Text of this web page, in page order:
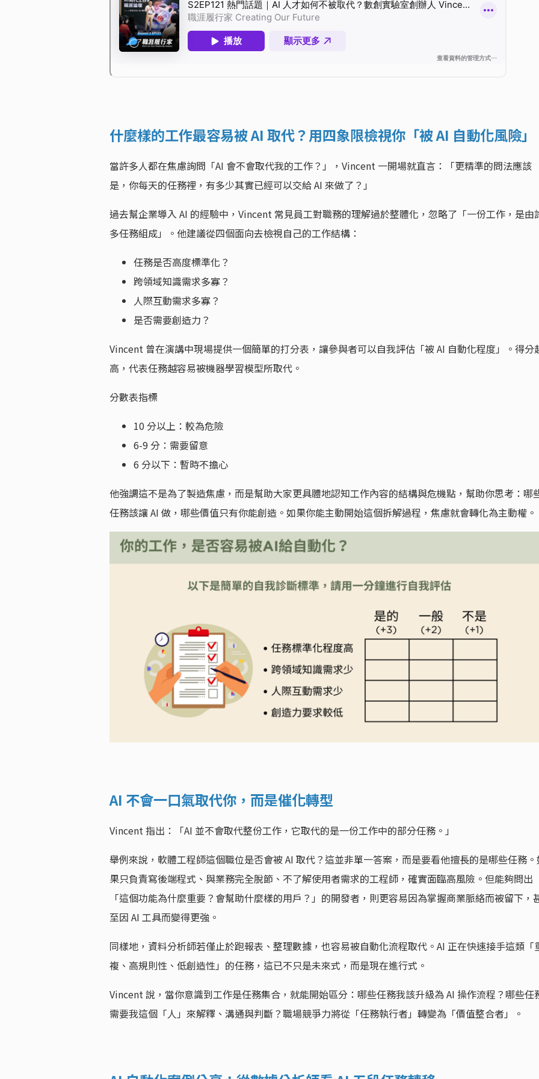
什麼樣的工作最容易被 AI 取代？用四象限檢視你「被 AI 自動化風險」
當許多人都在焦慮詢問「AI 會不會取代我的工作？」，Vincent 一開場就直言：「更精準的問法應該
是，你每天的任務裡，有多少其實已經可以交給 AI 來做了？」
過去幫企業導入 AI 的經驗中，Vincent 常見員工對職務的理解過於整體化，忽略了「一份工作，是由
多任務組成」。他建議從四個面向去檢視自己的工作結構：
任務是否高度標準化？
跨領域知識需求多寡？
人際互動需求多寡？
是否需要創造力？
Vincent 曾在演講中現場提供一個簡單的打分表，讓參與者可以自我評估「被 AI 自動化程度」。得分
高，代表任務越容易被機器學習模型所取代。
分數表指標
10 分以上：較為危險
6-9 分：需要留意
6 分以下：暫時不擔心
他強調這不是為了製造焦慮，而是幫助大家更具體地認知工作內容的結構與危機點，幫助你思考：哪
任務該讓 AI 做，哪些價值只有你能創造。如果你能主動開始這個拆解過程，焦慮就會轉化為主動權。
AI 不會一口氣取代你，而是催化轉型
Vincent 指出：「AI 並不會取代整份工作，它取代的是一份工作中的部分任務。」
舉例來說，軟體工程師這個職位是否會被 AI 取代？這並非單一答案，而是要看他擅長的是哪些任務
果只負責寫後端程式、與業務完全脫節、不了解使用者需求的工程師，確實面臨高風險。但能夠問出
「這個功能為什麼重要？會幫助什麼樣的用戶？」的開發者，則更容易因為掌握商業脈絡而被留下，
至因 AI 工具而變得更強。
同樣地，資料分析師若僅止於跑報表、整理數據，也容易被自動化流程取代。AI 正在快速接手這類「
複、高規則性、低創造性」的任務，這已不只是未來式，而是現在進行式。
Vincent 說，當你意識到工作是任務集合，就能開始區分：哪些任務我該升級為 AI 操作流程？哪些任
需要我這個「人」來解釋、溝通與判斷？職場競爭力將從「任務執行者」轉變為「價值整合者」。